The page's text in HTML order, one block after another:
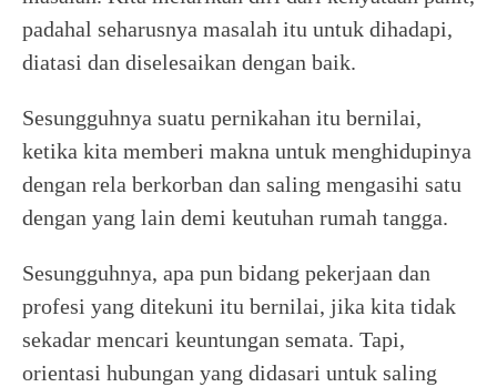
padahal seharusnya masalah itu untuk dihadapi,
diatasi dan diselesaikan dengan baik.
Sesungguhnya suatu pernikahan itu bernilai,
ketika kita memberi makna untuk menghidupinya
dengan rela berkorban dan saling mengasihi satu
dengan yang lain demi keutuhan rumah tangga.
Sesungguhnya, apa pun bidang pekerjaan dan
profesi yang ditekuni itu bernilai, jika kita tidak
sekadar mencari keuntungan semata. Tapi,
orientasi hubungan yang didasari untuk saling